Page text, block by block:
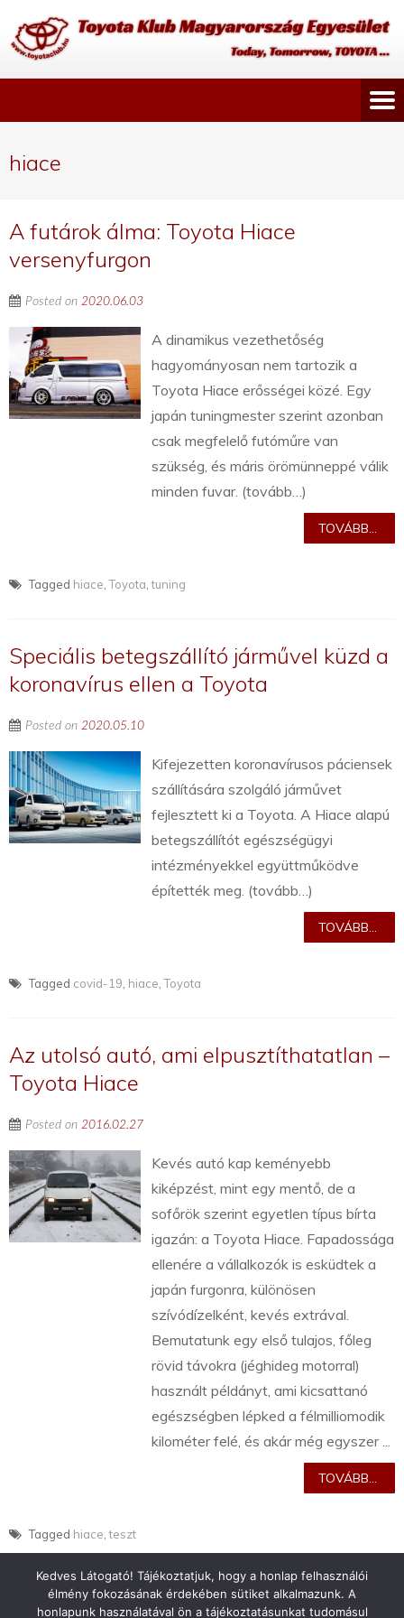
hiace
A futárok álma: Toyota Hiace
versenyfurgon
Posted on 2020.06.03
A dinamikus vezethetőség
hagyományosan nem tartozik a
Toyota Hiace erősségei közé. Egy
japán tuningmester szerint azonban
csak megfelelő futóműre van
szükség, és máris örömünneppé válik
minden fuvar. (tovább…)
TOVÁBB...
Tagged hiace ,Toyota ,tuning
Speciális betegszállító járművel küzd a
koronavírus ellen a Toyota
Posted on 2020.05.10
Kifejezetten koronavírusos páciensek
szállítására szolgáló járművet
fejlesztett ki a Toyota. A Hiace alapú
betegszállítót egészségügyi
intézményekkel együttműködve
építették meg. (tovább…)
TOVÁBB...
Tagged covid-19 hiace ,Toyota
Az utolsó autó, ami elpusztíthatatlan –
Toyota Hiace
Posted on 2016.02.27
Kevés autó kap keményebb
kiképzést, mint egy mentő, de a
sofőrök szerint egyetlen típus bírta
igazán: a Toyota Hiace. Fapadossága
ellenére a vállalkozók is esküdtek a
japán furgonra, különösen
szívódízelként, kevés extrával.
Bemutatunk egy első tulajos, főleg
rövid távokra (jéghideg motorral)
használt példányt, ami kicsattanó
egészségben lépked a félmilliomodik
kilométer felé, és akár még egyszer ...
TOVÁBB...
Tagged hiace ,teszt
Kedves Látogató! Tájékoztatjuk, hogy a honlap felhasználói
élmény fokozásának érdekében sütiket alkalmazunk. A
honlapunk használatával ön a tájékoztatásunkat tudomásul